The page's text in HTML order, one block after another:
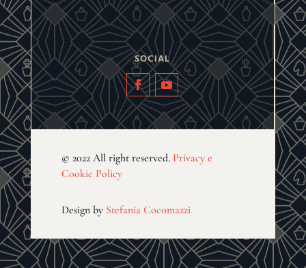
SOCIAL
© 2022 All right reserved. Privacy e
Cookie Policy
Design by Stefania Cocomazzi